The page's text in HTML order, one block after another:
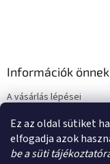
Ez az oldal sütiket
elfogadja azok
be a süti
Információk önnek
A vásárlás lépései
Adatkezelési tájékoztató